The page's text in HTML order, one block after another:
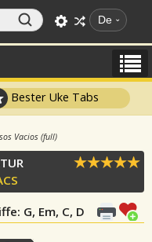
De
Bester Uke Tabs
Vacios (full)
: G, Em, C, D